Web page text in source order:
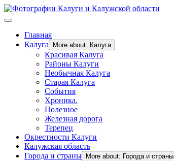
Главная
Калуга
More about: Калуга
Красивая Калуга
Районы Калуги
Необычная Калуга
Старая Калуга
События
Хроника.
Полезное
Железная дорога
Терепец
Окрестности Калуги
Калужская область
Города и страны
More about: Города и страны